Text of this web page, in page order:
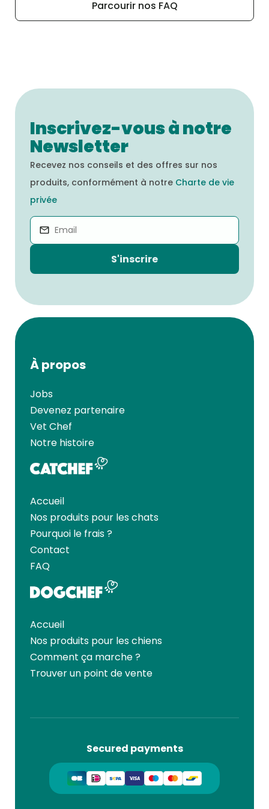
Parcourir nos FAQ
Inscrivez-vous à notre
Newsletter
Recevez nos conseils et des offres sur nos
produits, conformément à notre Charte de vie
privée
S'inscrire
À propos
Jobs
Devenez partenaire
Vet Chef
Notre histoire
Accueil
Nos produits pour les chats
Pourquoi le frais ?
Contact
FAQ
Accueil
Nos produits pour les chiens
Comment ça marche ?
Trouver un point de vente
Secured payments